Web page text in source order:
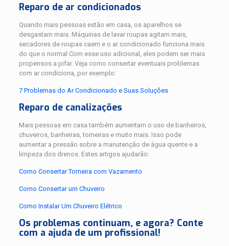
Reparo de ar condicionados
Quando mais pessoas estão em casa, os aparelhos se
desgastam mais. Máquinas de lavar roupas agitam mais,
secadores de roupas caem e o ar condicionado funciona mais
do que o normal Com esse uso adicional, eles podem ser mais
propensos a pifar. Veja como consertar eventuais problemas
com ar condiciona, por exemplo:
7 Problemas do Ar Condicionado e Suas Soluções
Reparo de canalizações
Mais pessoas em casa também aumentam o uso de banheiros,
chuveiros, banheiras, torneiras e muito mais. Isso pode
aumentar a pressão sobre a manutenção de água quente e a
limpeza dos drenos. Estes artigos ajudarão:
Como Consertar Torneira com Vazamento
Como Consertar um Chuveiro
Como Instalar Um Chuveiro Elétrico
Os problemas continuam, e agora? Conte
com a ajuda de um profissional!